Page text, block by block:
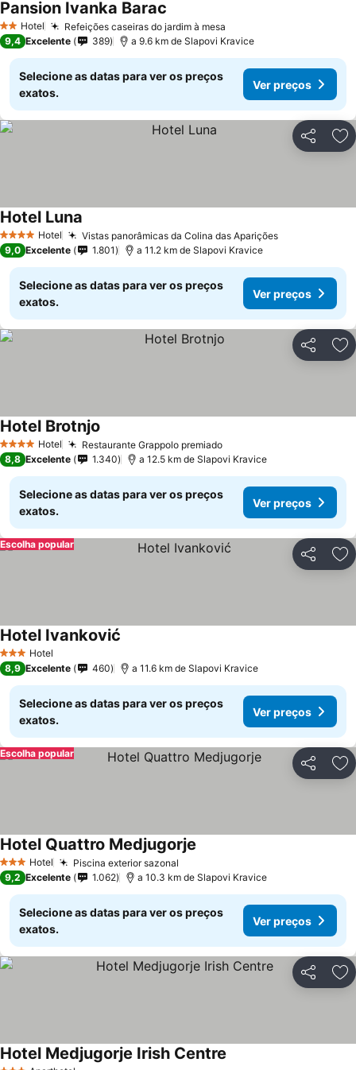
2 Estrelas
Hotel Refeições caseiras do jardim à mesa
Pansion Ivanka Barac
9,4 Excelente 389 a 9.6 km de Slapovi Kravice
Selecione as datas para ver os preços
exatos.
Ver preços
Partilhar
4 EstrelasHotel Vistas panorâmicas da Colina das Aparições
Hotel Luna
9,0 Excelente 1.801 a 11.2 km de Slapovi Kravice
Selecione as datas para ver os preços
exatos.
Ver preços
Partilhar
4 EstrelasHotel Restaurante Grappolo premiado
Hotel Brotnjo
8,8 Excelente 1.340 a 12.5 km de Slapovi Kravice
Selecione as datas para ver os preços
exatos.
Ver preços
Partilhar
Escolha popular
3 EstrelasHotel
Hotel Ivanković
8,9 Excelente 460 a 11.6 km de Slapovi Kravice
Selecione as datas para ver os preços
exatos.
Ver preços
Partilhar
Escolha popular
3 EstrelasHotel Piscina exterior sazonal
Hotel Quattro Medjugorje
9,2 Excelente 1.062 a 10.3 km de Slapovi Kravice
Selecione as datas para ver os preços
exatos.
Ver preços
Partilhar
Hotel Medjugorje Irish Centre